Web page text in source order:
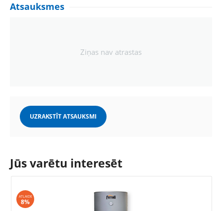
Atsauksmes
Ziņas nav atrastas
UZRAKSTĪT ATSAUKSMI
Jūs varētu interesēt
ATLAIDE
8%